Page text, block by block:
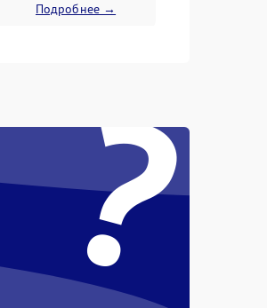
Подробнее →
?